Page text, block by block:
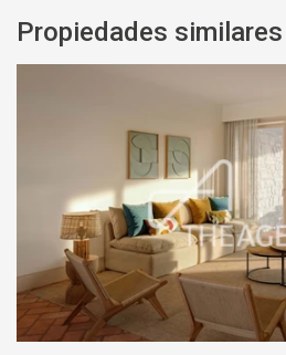
Propiedades similares